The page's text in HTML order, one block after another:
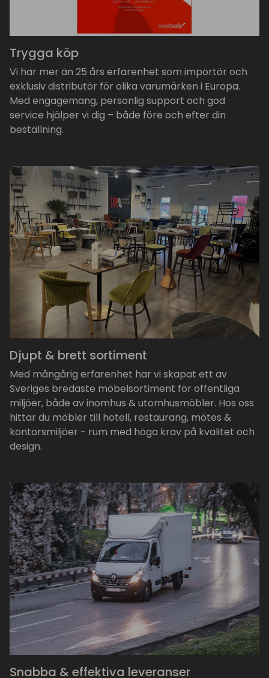
Trygga köp
Vi har mer än 25 års erfarenhet som importör och
exklusiv distributör för olika varumärken i Europa.
Med engagemang, personlig support och god
service hjälper vi dig – både före och efter din
beställning.
Djupt & brett sortiment
Med mångårig erfarenhet har vi skapat ett av
Sveriges bredaste möbelsortiment för offentliga
miljöer, både av inomhus & utomhusmöbler. Hos oss
hittar du möbler till hotell, restaurang, mötes &
kontorsmiljöer - rum med höga krav på kvalitet och
design.
Snabba & effektiva leveranser